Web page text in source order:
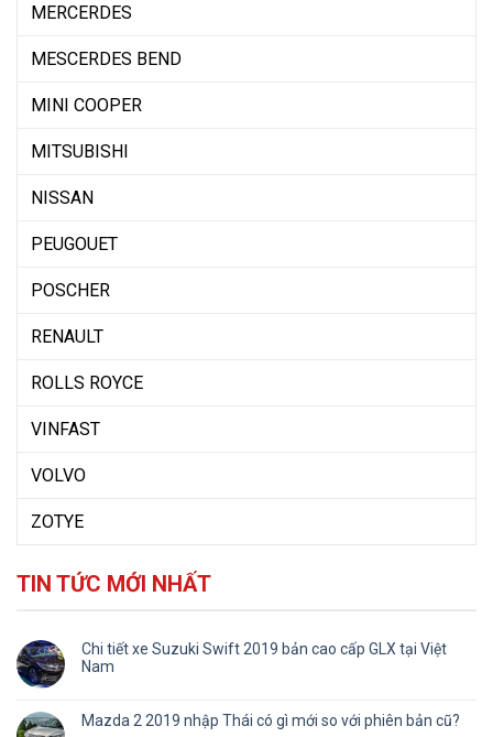
MERCERDES
MESCERDES BEND
MINI COOPER
MITSUBISHI
NISSAN
PEUGOUET
POSCHER
RENAULT
ROLLS ROYCE
VINFAST
VOLVO
ZOTYE
TIN TỨC MỚI NHẤT
Chi tiết xe Suzuki Swift 2019 bản cao cấp GLX tại Việt
Nam
Mazda 2 2019 nhập Thái có gì mới so với phiên bản cũ?